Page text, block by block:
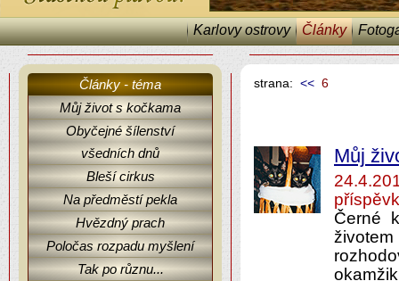
Karlovy ostrovy Články
Články - téma
Můj život s kočkama
Obyčejné šílenství
všedních dnů
Bleší cirkus
Na předměstí pekla
Hvězdný prach
Poločas rozpadu myšlení
Tak po různu...
strana: << 6
Můj
Černé